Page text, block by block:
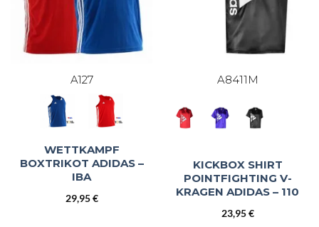
A127
WETTKAMPF
BOXTRIKOT ADIDAS –
IBA
29,95€
A8411M
KICKBOX SHIRT
POINTFIGHTING V-
KRAGEN ADIDAS – 110
23,95€